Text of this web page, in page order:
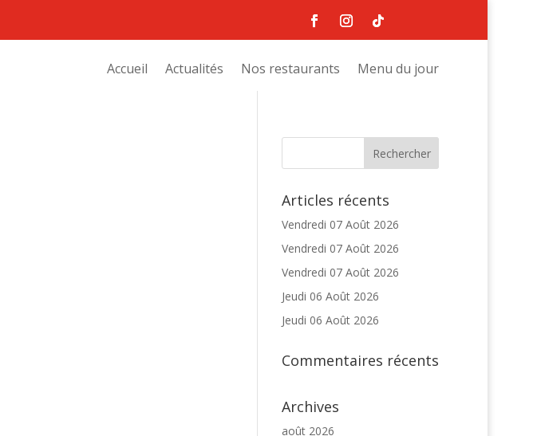
Accueil Actualités Nos restaurants Menu du jour
Articles récents
Vendredi 07 Août 2026
Vendredi 07 Août 2026
Vendredi 07 Août 2026
Jeudi 06 Août 2026
Jeudi 06 Août 2026
Commentaires récents
Archives
août 2026